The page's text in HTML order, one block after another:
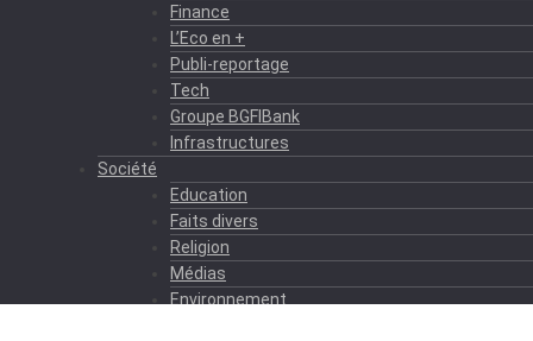
Finance
L’Eco en +
Publi-reportage
Tech
Groupe BGFIBank
Infrastructures
Société
Education
Faits divers
Religion
Médias
Environnement